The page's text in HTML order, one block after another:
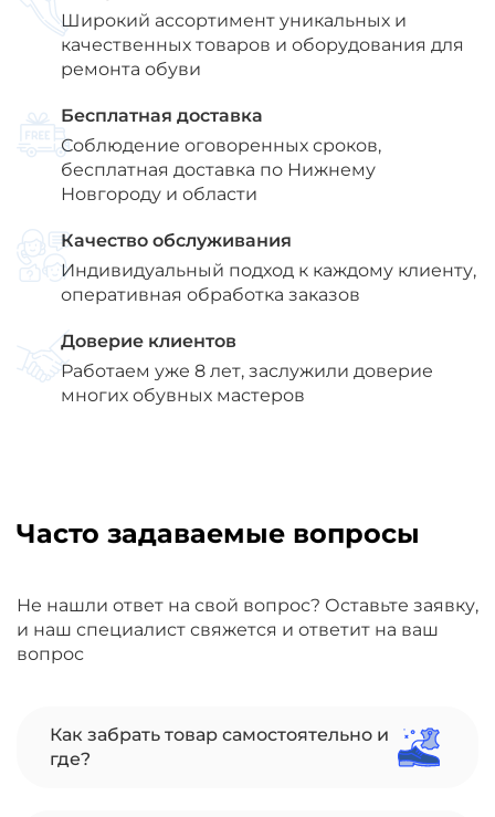
Широкий ассортимент уникальных и
качественных товаров и оборудования для
ремонта обуви
Бесплатная доставка
Соблюдение оговоренных сроков,
бесплатная доставка по Нижнему
Новгороду и области
Качество обслуживания
Индивидуальный подход к каждому клиенту,
оперативная обработка заказов
Доверие клиентов
Работаем уже 8 лет, заслужили доверие
многих обувных мастеров
Часто задаваемые вопросы
Не нашли ответ на свой вопрос? Оставьте заявку,
и наш специалист свяжется и ответит на ваш
вопрос
Как забрать товар самостоятельно и
где?